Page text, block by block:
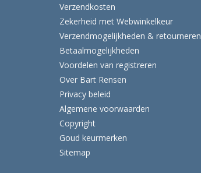
Verzendkosten
Zekerheid met Webwinkelkeur
Verzendmogelijkheden & retourneren
Betaalmogelijkheden
Voordelen van registreren
Over Bart Rensen
Privacy beleid
Algemene voorwaarden
Copyright
Goud keurmerken
Sitemap